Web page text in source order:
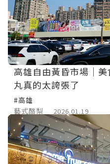
高雄自由黃昏市場｜
丸真的太誇張了
#高雄
藝式酪梨
2026.01.19